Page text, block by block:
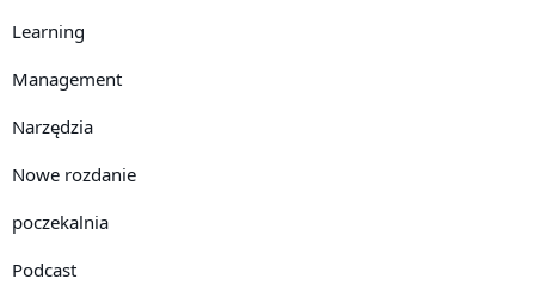
Learning
Management
Narzędzia
Nowe rozdanie
poczekalnia
Podcast